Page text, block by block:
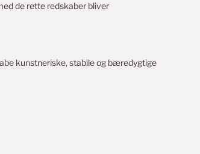
de rette redskaber bliver
kunstneriske, stabile og bæredygtige